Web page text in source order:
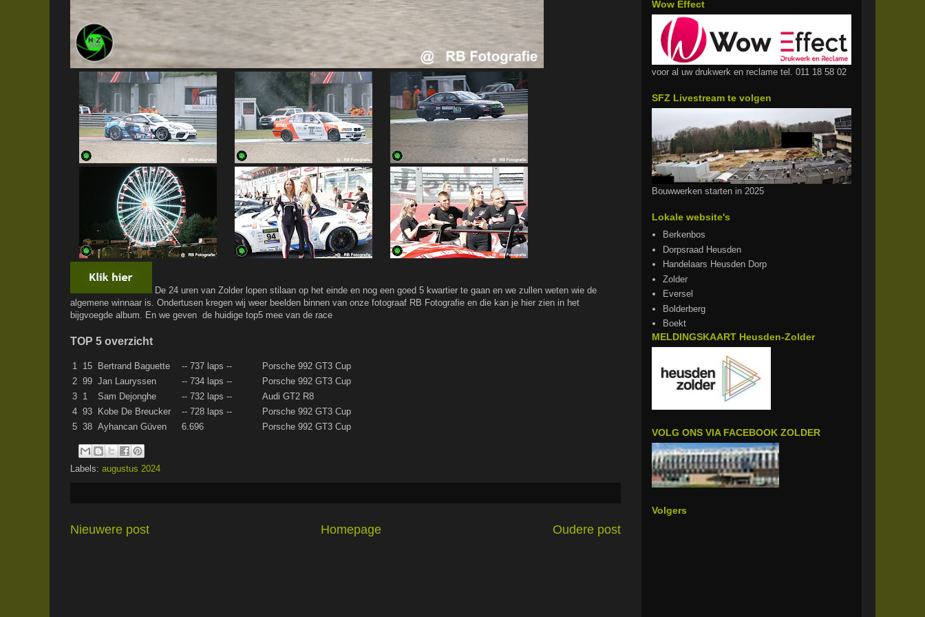
De 24 uren van Zolder lopen stilaan op het einde en nog een goed 5 kwartier te gaan en we zullen weten wie de
algemene winnaar is. Ondertusen kregen wij weer beelden binnen van onze fotograaf RB Fotografie en die kan je hier zien in het
bijgvoegde album. En we geven de huidige top5 mee van de race
TOP 5 overzicht
1 15 Bertrand Baguette -- 737 laps --
Porsche 992 GT3 Cup
2 99 Jan Lauryssen -- 734 laps --
Porsche 992 GT3 Cup
3 1 Sam Dejonghe -- 732 laps --
Audi GT2 R8
4 93 Kobe De Breucker -- 728 laps --
Porsche 992 GT3 Cup
5 38 Ayhancan Güven 6.696 Porsche 992 GT3 Cup
Labels: augustus 2024
Nieuwere post Oudere post
Homepage
Wow Effect
voor al uw drukwerk en reclame tel. 011 18 58 02
SFZ Livestream te volgen
Bouwwerken starten in 2025
Lokale website's
Berkenbos
Dorpsraad Heusden
Handelaars Heusden Dorp
Zolder
Eversel
Bolderberg
Boekt
MELDINGSKAART Heusden-Zolder
VOLG ONS VIA FACEBOOK ZOLDER
Volgers